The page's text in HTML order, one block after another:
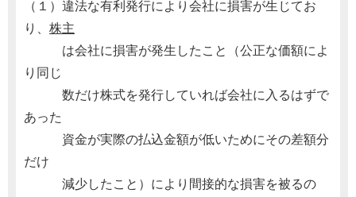
（１）違法な有利発行により会社に損害が生じてお
り、 株主
は会社に損害が発生したこと（公正な価額によ
り同じ
数だけ株式を発行していれば会社に入るはずで
あった
資金が実際の払込金額が低いためにその差額分
だけ
減少したこと）により間接的な損害を被るの